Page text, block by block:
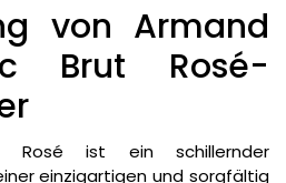
von Armand
Brut Rosé-
Rosé ist ein schillernder
einzigartigen und sorgfältig